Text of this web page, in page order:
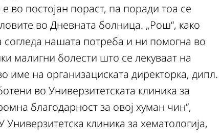
во постојан пораст, па поради тоа се
во Дневната болница. „Рош“, како
согледа нашата потреба и ни помогна во
малигни болести што се лекуваат на
на организациската директорка, дипл.
во Универзитетската клиника за
благодарност за овој хуман чин“,
клиника за хематологија,